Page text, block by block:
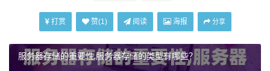
打赏 赞(1) 阅读 海报 分享
服务器存储的重要性,服务器存储的类型有哪些？